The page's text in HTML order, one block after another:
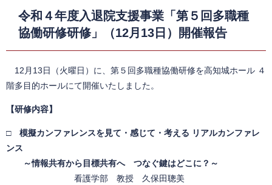
令和４年度入退院支援事業「第５回多職種
協働研修研修」（12月13日）開催報告
12月13日（火曜日）に、第５回多職種協働研修を高知城ホール ４
階多目的ホールにて開催いたしました。
【研修内容】
□ 模擬カンファレンスを見て・感じて・考える リアルカンファレ
ンス
～情報共有から目標共有へ つなぐ鍵はどこに？～
看護学部 教授 久保田聰美